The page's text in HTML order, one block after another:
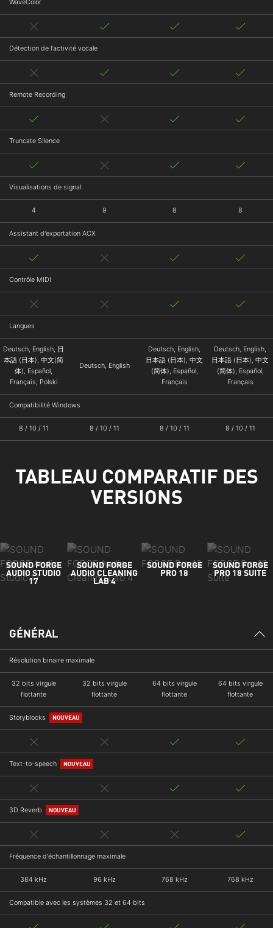
WaveColor
Détection de l'activité vocale
Remote Recording
Truncate Silence
Visualisations de signal
4 9 8 8
Assistant d'exportation ACX
Contrôle MIDI
Langues
Deutsch, English, 日
本語 (日本), 中文(简
体), Español,
Français, Polski
Deutsch, English
Deutsch, English,
日本語 (日本), 中文
(简体), Español,
Français
Deutsch, English,
日本語 (日本), 中文
(简体), Español,
Français
Compatibilité Windows
8 / 10 / 11 8 / 10 / 11 8 / 10 / 11 8 / 10 / 11
TABLEAU COMPARATIF DES
VERSIONS
SOUND FORGE
AUDIO STUDIO
17
SOUND FORGE
AUDIO CLEANING
LAB 4
SOUND FORGE
PRO 18
SOUND FORGE
PRO 18 SUITE
GÉNÉRAL
Résolution binaire maximale
32 bits virgule
flottante
32 bits virgule
flottante
64 bits virgule
flottante
64 bits virgule
flottante
Storyblocks NOUVEAU
Text-to-speech NOUVEAU
3D Reverb NOUVEAU
Fréquence d'échantillonnage maximale
384 kHz 96 kHz 768 kHz 768 kHz
Compatible avec les systèmes 32 et 64 bits